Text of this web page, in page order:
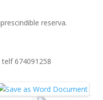
reserva.
674091258